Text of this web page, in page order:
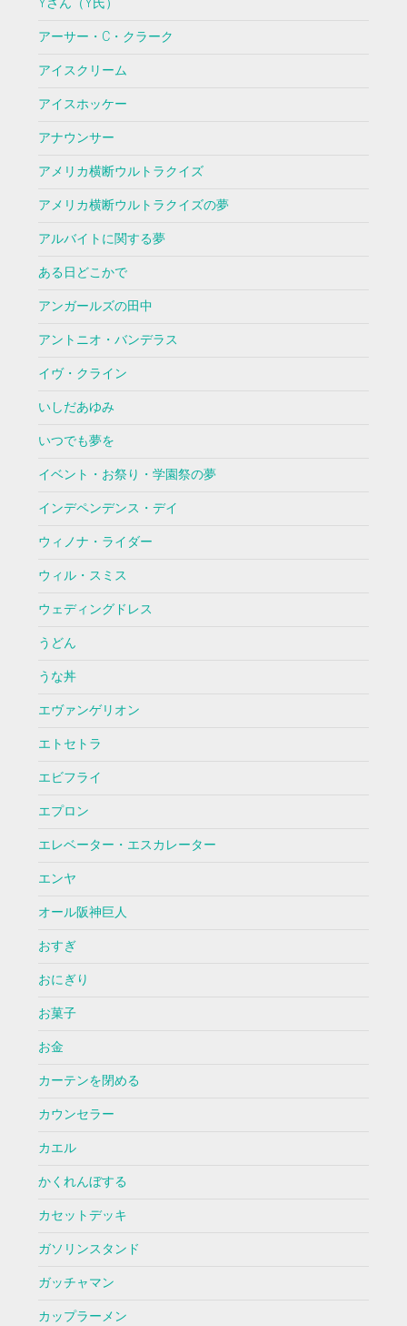
Yさん（Y氏）
アーサー・C・クラーク
アイスクリーム
アイスホッケー
アナウンサー
アメリカ横断ウルトラクイズ
アメリカ横断ウルトラクイズの夢
アルバイトに関する夢
ある日どこかで
アンガールズの田中
アントニオ・バンデラス
イヴ・クライン
いしだあゆみ
いつでも夢を
イベント・お祭り・学園祭の夢
インデペンデンス・デイ
ウィノナ・ライダー
ウィル・スミス
ウェディングドレス
うどん
うな丼
エヴァンゲリオン
エトセトラ
エビフライ
エプロン
エレベーター・エスカレーター
エンヤ
オール阪神巨人
おすぎ
おにぎり
お菓子
お金
カーテンを閉める
カウンセラー
カエル
かくれんぼする
カセットデッキ
ガソリンスタンド
ガッチャマン
カップラーメン